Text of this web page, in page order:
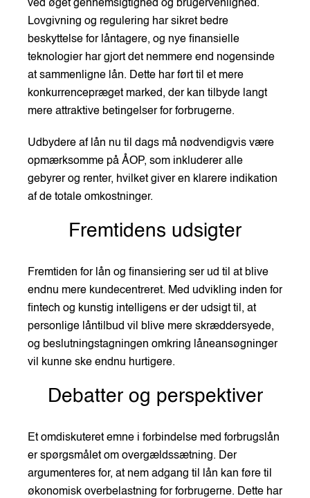
ved øget gennemsigtighed og brugervenlighed.
Lovgivning og regulering har sikret bedre
beskyttelse for låntagere, og nye finansielle
teknologier har gjort det nemmere end nogensinde
at sammenligne lån. Dette har ført til et mere
konkurrencepræget marked, der kan tilbyde langt
mere attraktive betingelser for forbrugerne.
Udbydere af lån nu til dags må nødvendigvis være
opmærksomme på ÅOP, som inkluderer alle
gebyrer og renter, hvilket giver en klarere indikation
af de totale omkostninger.
Fremtidens udsigter
Fremtiden for lån og finansiering ser ud til at blive
endnu mere kundecentreret. Med udvikling inden for
fintech og kunstig intelligens er der udsigt til, at
personlige låntilbud vil blive mere skræddersyede,
og beslutningstagningen omkring låneansøgninger
vil kunne ske endnu hurtigere.
Debatter og perspektiver
Et omdiskuteret emne i forbindelse med forbrugslån
er spørgsmålet om overgældssætning. Der
argumenteres for, at nem adgang til lån kan føre til
økonomisk overbelastning for forbrugerne. Dette har